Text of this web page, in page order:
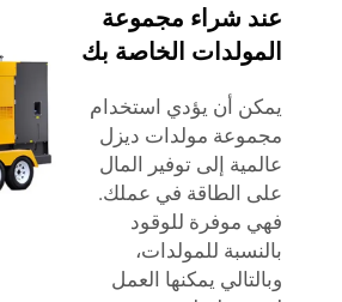
عند شراء مجموعة
المولدات الخاصة بك
يمكن أن يؤدي استخدام
مجموعة مولدات ديزل
عالمية إلى توفير المال
على الطاقة في عملك.
فهي موفرة للوقود
بالنسبة للمولدات،
وبالتالي يمكنها العمل